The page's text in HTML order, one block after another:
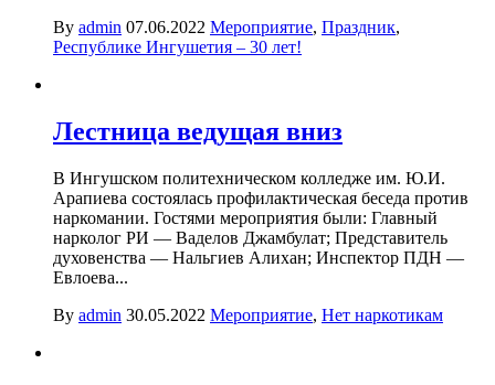
By admin 07.06.2022 Мероприятие, Праздник,
Республике Ингушетия – 30 лет!
Лестница ведущая вниз
В Ингушском политехническом колледже им. Ю.И.
Арапиева состоялась профилактическая беседа против
наркомании. Гостями мероприятия были: Главный
нарколог РИ — Ваделов Джамбулат; Представитель
духовенства — Нальгиев Алихан; Инспектор ПДН —
Евлоева...
By admin 30.05.2022 Мероприятие, Нет наркотикам